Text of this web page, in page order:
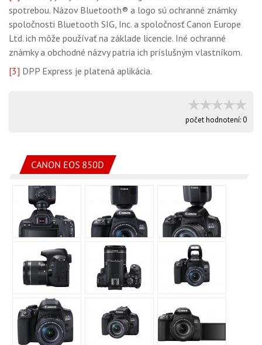
spotrebou. Názov Bluetooth® a logo sú ochranné známky
spoločnosti Bluetooth SIG, Inc. a spoločnosť Canon Europe
Ltd. ich môže používať na základe licencie. Iné ochranné
známky a obchodné názvy patria ich príslušným vlastníkom.
[3] DPP Express je platená aplikácia.
počet hodnotení:0
CANON EOS 850D